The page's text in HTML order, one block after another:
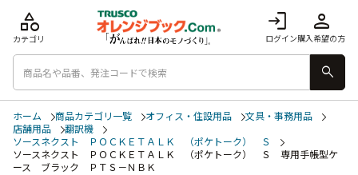
login
ログイン
person
購入希望の方
category
カテゴリ
search
ホーム 商品カテゴリ一覧 オフィス・住設用品
文具・事務用品
店舗用品
翻訳機
ソースネクスト ＰＯＣＫＥＴＡＬＫ （ポケトーク） Ｓ
ソースネクスト ＰＯＣＫＥＴＡＬＫ （ポケトーク） Ｓ 専用手帳型ケ
ース ブラック ＰＴＳ－ＮＢＫ